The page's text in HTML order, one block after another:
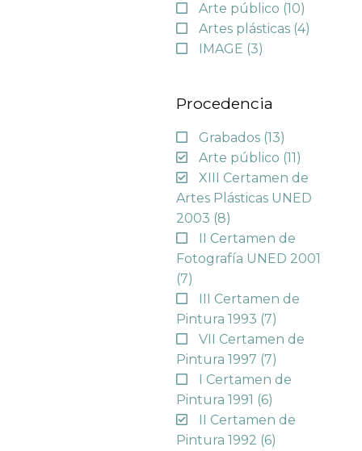
Arte público (10)
Artes plásticas (4)
IMAGE (3)
Procedencia
Grabados (13)
Arte público (11)
XIII Certamen de
Artes Plásticas UNED
2003 (8)
II Certamen de
Fotografía UNED 2001
(7)
III Certamen de
Pintura 1993 (7)
VII Certamen de
Pintura 1997 (7)
I Certamen de
Pintura 1991 (6)
II Certamen de
Pintura 1992 (6)